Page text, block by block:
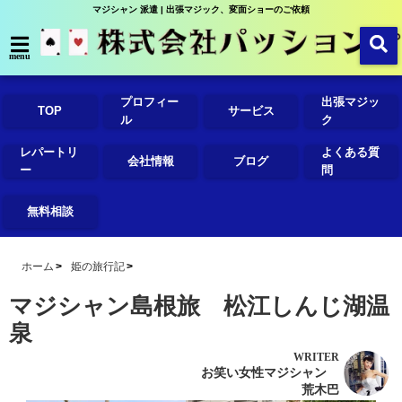
マジシャン 派遣 | 出張マジック、変面ショーのご依頼
menu
TOP
プロフィー
ル
サービス
出張マジッ
ク
レパートリ
ー
会社情報 ブログ
よくある質
問
無料相談
ホーム 姫の旅行記
マジシャン島根旅 松江しんじ湖温
泉
WRITER
お笑い女性マジシャン
荒木巴